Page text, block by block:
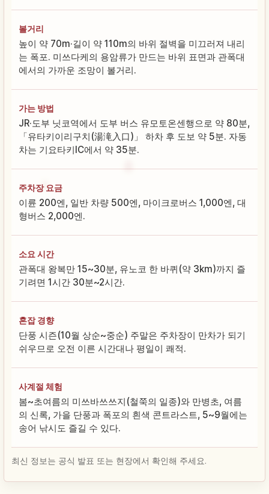
볼거리
높이 약 70m·길이 약 110m의 바위 절벽을 미끄러져 내리
는 폭포. 미쓰다케의 용암류가 만드는 바위 표면과 관폭대
에서의 가까운 조망이 볼거리.
가는 방법
JR·도부 닛코역에서 도부 버스 유모토온센행으로 약 80분,
「유타키이리구치(湯滝入口)」 하차 후 도보 약 5분. 자동
차는 기요타키IC에서 약 35분.
주차장 요금
이륜 200엔, 일반 차량 500엔, 마이크로버스 1,000엔, 대
형버스 2,000엔.
소요 시간
관폭대 왕복만 15~30분, 유노코 한 바퀴(약 3km)까지 즐
기려면 1시간 30분~2시간.
혼잡 경향
단풍 시즌(10월 상순~중순) 주말은 주차장이 만차가 되기
쉬우므로 오전 이른 시간대나 평일이 쾌적.
사계절 체험
봄~초여름의 미쓰바쓰쓰지(철쭉의 일종)와 만병초, 여름
의 신록, 가을 단풍과 폭포의 흰색 콘트라스트, 5~9월에는
송어 낚시도 즐길 수 있다.
최신 정보는 공식 발표 또는 현장에서 확인해 주세요.